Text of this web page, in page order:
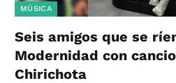
MÚSICA
Seis amigos que se
Modernidad con
Chirichota